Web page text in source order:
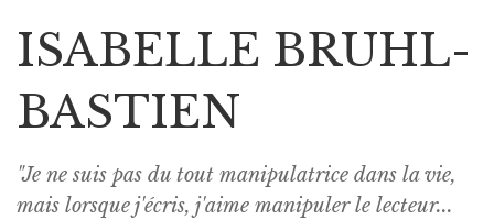
ISABELLE BRUHL-
BASTIEN
"Je ne suis pas du tout manipulatrice dans la vie,
mais lorsque j'écris, j'aime manipuler le lecteur...